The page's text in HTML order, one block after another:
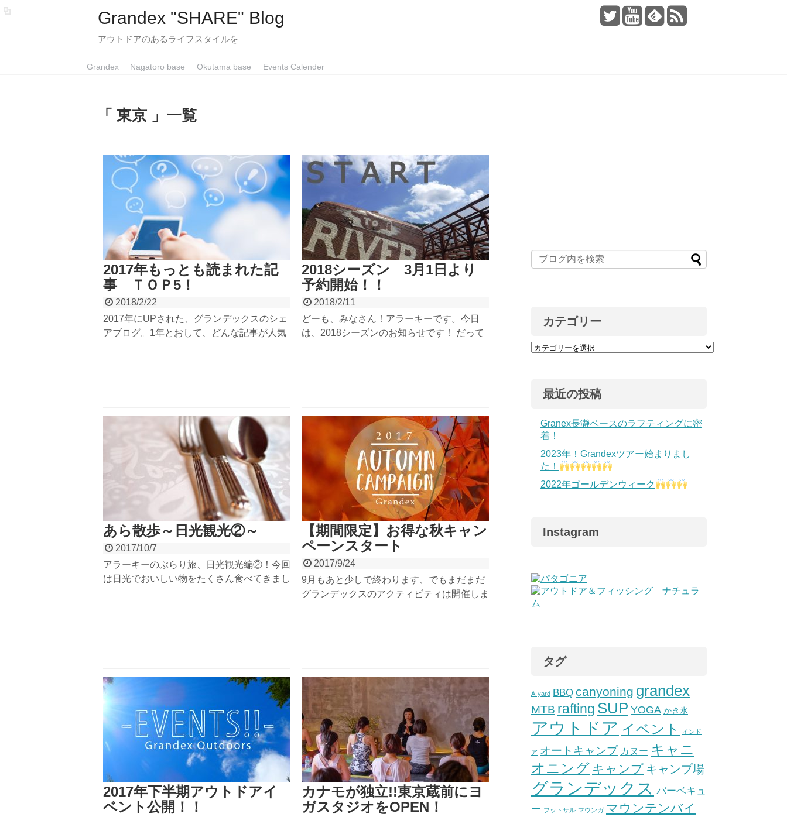
Grandex "SHARE" Blog
アウトドアのあるライフスタイルを
Grandex Nagatoro base Okutama base Events Calender
「 東京 」一覧
2017年もっとも読まれた記
事 ＴＯＰ5！
2018/2/22
2017年にUPされた、グランデックスのシェ
アブログ。1年とおして、どんな記事が人気
2018シーズン 3月1日より
予約開始！！
2018/2/11
どーも、みなさん！アラーキーです。今日
は、2018シーズンのお知らせです！ だって
あら散歩～日光観光②～
2017/10/7
アラーキーのぶらり旅、日光観光編②！今回
は日光でおいしい物をたくさん食べてきまし
【期間限定】お得な秋キャン
ペーンスタート
2017/9/24
9月もあと少しで終わります、でもまだまだ
グランデックスのアクティビティは開催しま
細はこちらから！
2017年下半期アウトドアイ
ベント公開！！
カナモが独立!!東京蔵前にヨ
ガスタジオをOPEN！
カテゴリー
最近の投稿
Granex長瀞ベースのラフティングに密
着！
2023年！Grandexツアー始まりまし
た！
2022年ゴールデンウィーク
Instagram
タグ
A-yard BBQ canyoning grandex
MTB rafting SUP YOGA かき氷
アウトドア イベント インド
ア オートキャンプ カヌー キャニ
オニング キャンプ キャンプ場
グランデックス バーベキュ
ー フットサル マウンガ マウンテンバイ